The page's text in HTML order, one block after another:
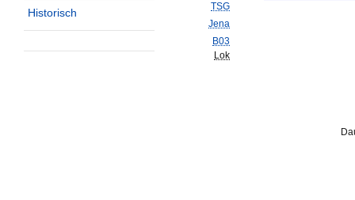
Historisch
TSG
Jena
B03
Lok